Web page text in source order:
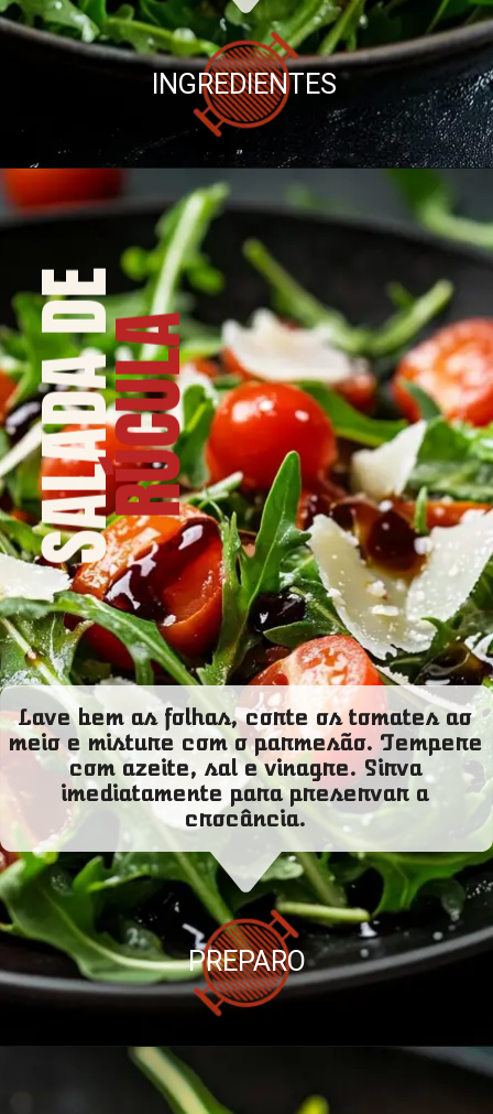
INGREDIENTES
SALADA DERÚCULA
Lave bem as folhas, corte os tomates ao
meio e misture com o parmesão. Tempere
com azeite, sal e vinagre. Sirva
imediatamente para preservar a
crocância.
PREPARO